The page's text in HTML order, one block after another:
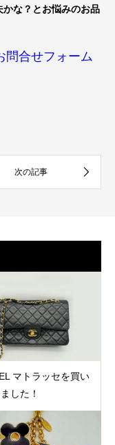
かな？とお悩みのお品
問合せフォーム
マトラッセを買い
した！